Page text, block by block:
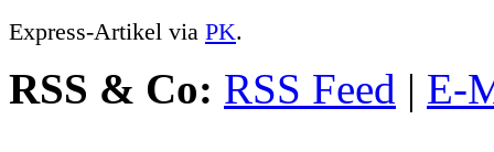
Express-Artikel via PK.
RSS & Co: RSS Feed | E-